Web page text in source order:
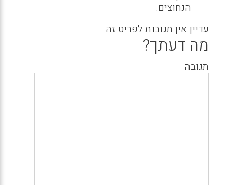
הנחוצים.
עדיין אין תגובות לפריט זה
מה דעתך?
תגובה